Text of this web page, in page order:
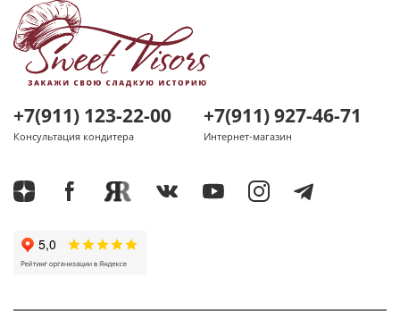
+7(911) 123-22-00
Консультация кондитера
+7(911) 927-46-71
Интернет-магазин